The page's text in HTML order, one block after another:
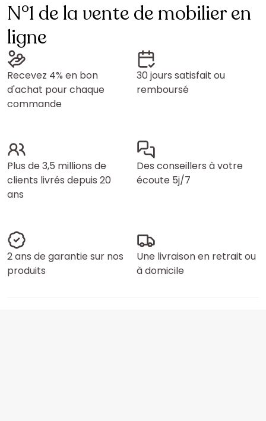
N°1 de la vente de mobilier en
ligne
Recevez 4% en bon
d'achat pour chaque
commande
30 jours satisfait ou
remboursé
Plus de 3,5 millions de
clients livrés depuis 20
ans
Des conseillers à votre
écoute 5j/7
2 ans de garantie sur nos
produits
Une livraison en retrait ou
à domicile